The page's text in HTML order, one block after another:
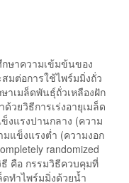
าความเข้มข้นของ
มต่อการใช้ไพร์มมิ่งถั่ว
าเมล็ดพันธุ์ถั่วเหลืองฝัก
วยวิธีการเร่งอายุเมล็ด
งแรงปานกลาง (ความ
แข็งแรงต่ำ (ความงอก
randomized
คือ กรรมวิธีควบคุมที่
ดทำไพร์มมิ่งด้วยน้ำ